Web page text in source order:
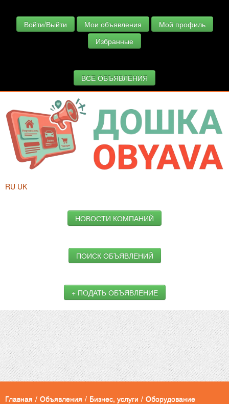
Войти/Выйти Мои объявления
Мой профиль
Избранные
ВСЕ ОБЪЯВЛЕНИЯ
RU UK
НОВОСТИ КОМПАНИЙ
ПОИСК ОБЪЯВЛЕНИЙ
+ ПОДАТЬ ОБЪЯВЛЕНИЕ
Главная / Объявления / Бизнес, услуги / Оборудование